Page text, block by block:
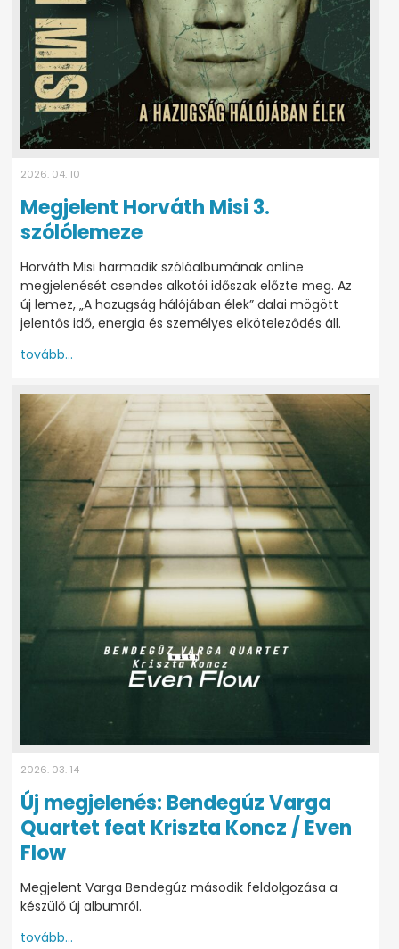
2026. 04. 10
Megjelent Horváth Misi 3.
szólólemeze
Horváth Misi harmadik szólóalbumának online
megjelenését csendes alkotói időszak előzte meg. Az
új lemez, „A hazugság hálójában élek” dalai mögött
jelentős idő, energia és személyes elköteleződés áll.
tovább...
2026. 03. 14
Új megjelenés: Bendegúz Varga
Quartet feat Kriszta Koncz / Even
Flow
Megjelent Varga Bendegúz második feldolgozása a
készülő új albumról.
tovább...